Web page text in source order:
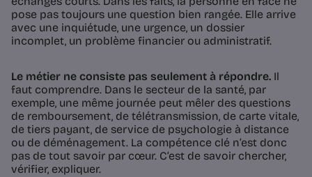
pose pas toujours une question bien rangée. Elle arrive
avec une inquiétude, une urgence, un dossier
incomplet, un problème financier ou administratif.
Le métier ne consiste pas seulement à répondre. Il
faut comprendre. Dans le secteur de la santé, par
exemple, une même journée peut mêler des questions
de remboursement, de télétransmission, de carte vitale,
de tiers payant, de service de psychologie à distance
ou de déménagement. La compétence clé n’est donc
pas de tout savoir par cœur. C’est de savoir chercher,
vérifier, expliquer.